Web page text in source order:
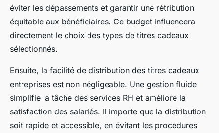
éviter les dépassements et garantir une rétribution
équitable aux bénéficiaires. Ce budget influencera
directement le choix des types de titres cadeaux
sélectionnés.
Ensuite, la facilité de distribution des titres cadeaux
entreprises est non négligeable. Une gestion fluide
simplifie la tâche des services RH et améliore la
satisfaction des salariés. Il importe que la distribution
soit rapide et accessible, en évitant les procédures